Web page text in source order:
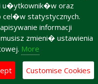
Accesibility declaration
u�ytkownik�w oraz
cel�w statystycznych.
informacji
zmieni� ustawienia
More
Customise Cookies